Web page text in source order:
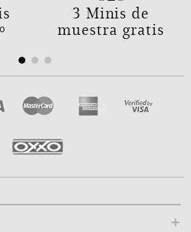
3 Minis de
muestra gratis
+